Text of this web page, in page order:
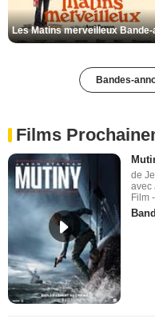
Bandes-
Films
de
avec
Film